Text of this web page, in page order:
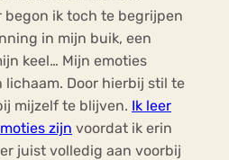
begon ik toch te begrijpen
in mijn buik, een
keel… Mijn emoties
Door hierbij stil te
mijzelf te blijven. Ik leer
zijn voordat ik erin
juist volledig aan voorbij